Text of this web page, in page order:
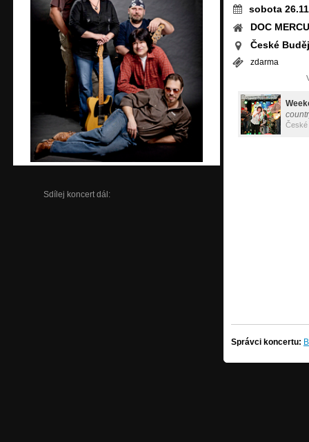
Sdílej koncert dál:
sobota
DOC
České
zdarma
České
Správci koncertu: